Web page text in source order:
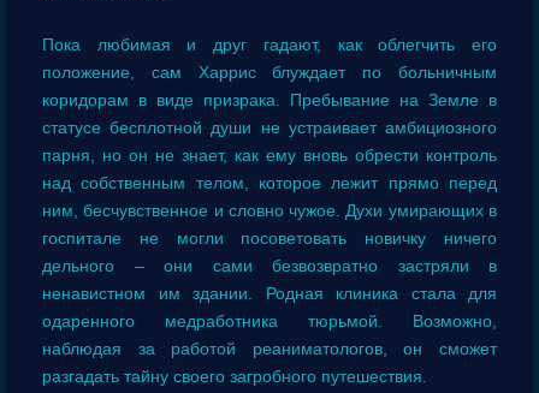
Пока любимая и друг гадают, как облегчить его
положение, сам Харрис блуждает по больничным
коридорам в виде призрака. Пребывание на Земле в
статусе бесплотной души не устраивает амбициозного
парня, но он не знает, как ему вновь обрести контроль
над собственным телом, которое лежит прямо перед
ним, бесчувственное и словно чужое. Духи умирающих в
госпитале не могли посоветовать новичку ничего
дельного – они сами безвозвратно застряли в
ненавистном им здании. Родная клиника стала для
одаренного медработника тюрьмой. Возможно,
наблюдая за работой реаниматологов, он сможет
разгадать тайну своего загробного путешествия.